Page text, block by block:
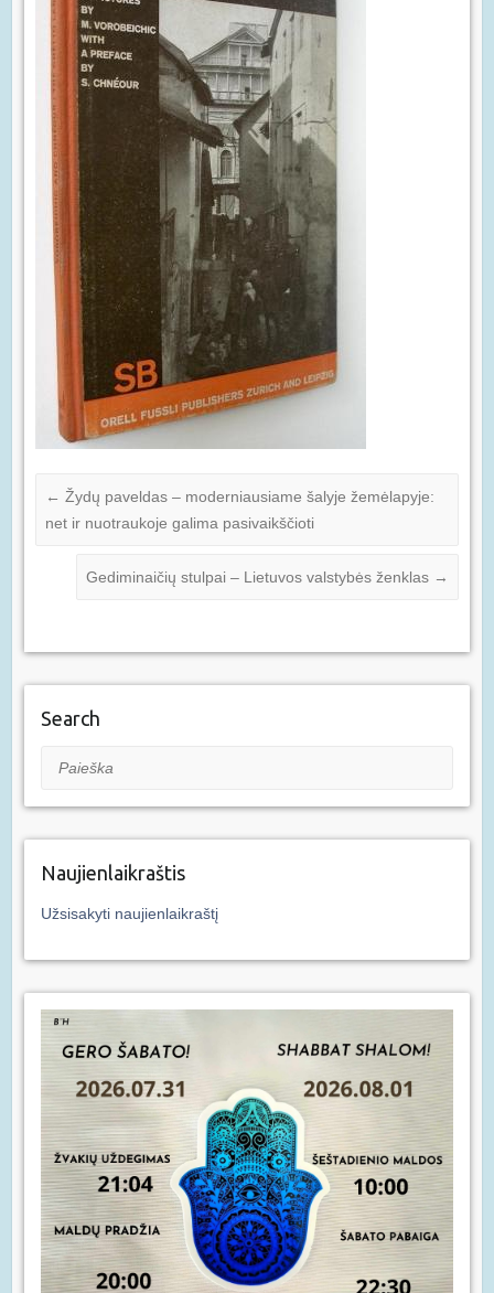
← Žydų paveldas – moderniausiame šalyje žemėlapyje:
net ir nuotraukoje galima pasivaikščioti
Gediminaičių stulpai – Lietuvos valstybės ženklas →
Search
Paieška
Naujienlaikraštis
Užsisakyti naujienlaikraštį